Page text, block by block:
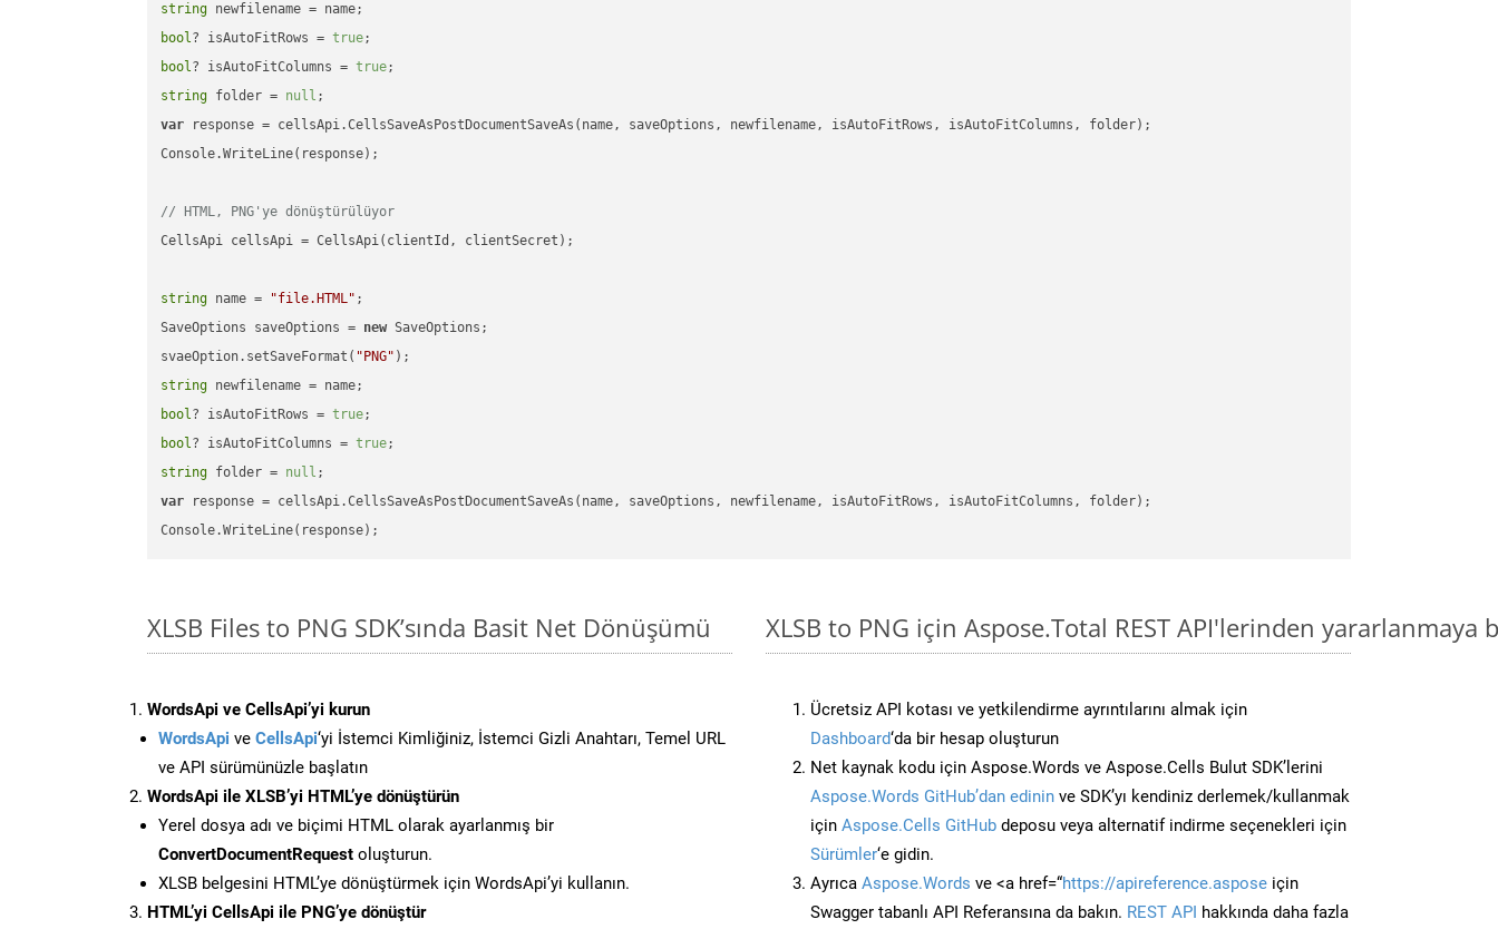
string
bool? isAutoFitRows = true
bool? isAutoFitColumns = true
string folder = null
var response = cellsApi.CellsSaveAsPostDocumentSaveAs(name, saveOptions, newfilename, isAutoFitRows, isAutoFitColumns, folder);
Console.WriteLine(response);
// HTML, PNG'ye dönüştürülüyor
CellsApi cellsApi = CellsApi(clientId, clientSecret);
string name = "file.HTML" ;
SaveOptions saveOptions = new SaveOptions;
svaeOption.setSaveFormat( "PNG"
string
bool? isAutoFitRows = true
bool? isAutoFitColumns = true
string folder = null
var response = cellsApi.CellsSaveAsPostDocumentSaveAs(name, saveOptions, newfilename, isAutoFitRows, isAutoFitColumns, folder);
XLSB Files to PNG SDK’sında Basit Net Dönüşümü
WordsApi ve CellsApi’yi kurun
WordsApi ve CellsApi‘yi İstemci Kimliğiniz, İstemci Gizli Anahtarı, Temel URL
ve API sürümünüzle başlatın
WordsApi ile XLSB’yi HTML’ye dönüştürün
Yerel dosya adı ve biçimi HTML olarak ayarlanmış bir
ConvertDocumentRequest oluşturun.
XLSB belgesini HTML’ye dönüştürmek için WordsApi’yi kullanın.
HTML’yi CellsApi ile PNG’ye dönüştür
XLSB to PNG için Aspose.Total REST API'lerinden yararlanmaya
Ücretsiz API kotası ve yetkilendirme ayrıntılarını almak için
Dashboard‘da bir hesap oluşturun
Net kaynak kodu için Aspose.Words ve Aspose.Cells Bulut SDK’lerini
Aspose.Words GitHub’dan edinin ve SDK’yı kendiniz derlemek/kullanmak
için Aspose.Cells GitHub deposu veya alternatif indirme seçenekleri için
Sürümler‘e gidin.
Ayrıca Aspose.Words ve <a href=“https://apireference.aspose için
Swagger tabanlı API Referansına da bakın. REST API hakkında daha fazla